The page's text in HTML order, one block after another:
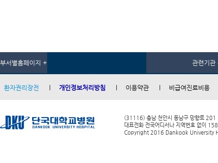
부서별홈페이지 + 관련기관
환자권리장전 개인정보처리방침 이용약관 비급여진료비용
(31116) 충남 천안시 동남구 망향로 201
대표전화 전국어디서나 지역번호 없이
Copyright 2016 Dankook University